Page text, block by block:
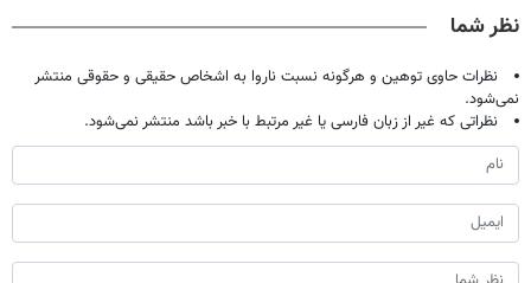
نظر شما
نظرات حاوی توهین و هرگونه نسبت ناروا به اشخاص حقیقی و حقوقی منتشر
نمی‌شود.
نظراتی که غیر از زبان فارسی یا غیر مرتبط با خبر باشد منتشر نمی‌شود.